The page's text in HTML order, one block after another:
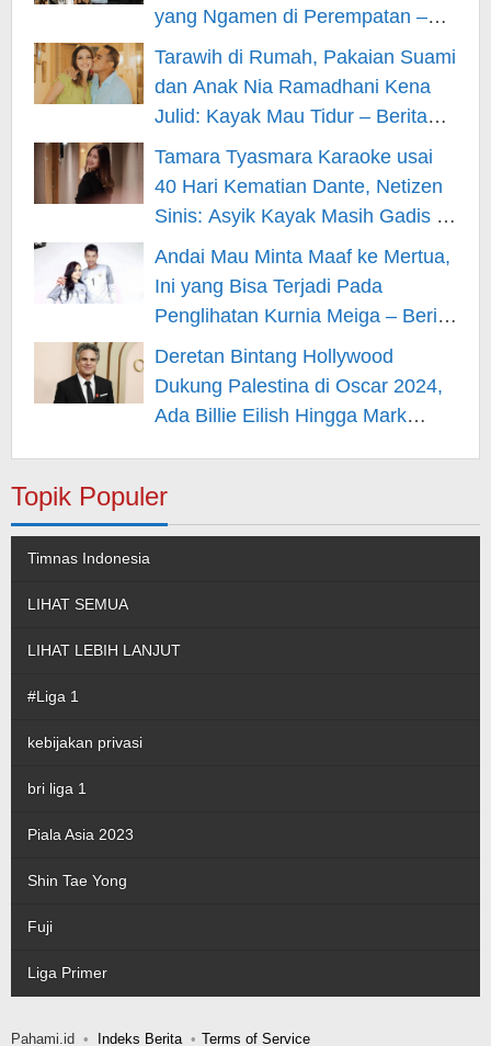
yang Ngamen di Perempatan –
Berita Hiburan
Tarawih di Rumah, Pakaian Suami
dan Anak Nia Ramadhani Kena
Julid: Kayak Mau Tidur – Berita
Hiburan
Tamara Tyasmara Karaoke usai
40 Hari Kematian Dante, Netizen
Sinis: Asyik Kayak Masih Gadis –
Berita Hiburan
Andai Mau Minta Maaf ke Mertua,
Ini yang Bisa Terjadi Pada
Penglihatan Kurnia Meiga – Berita
Hiburan
Deretan Bintang Hollywood
Dukung Palestina di Oscar 2024,
Ada Billie Eilish Hingga Mark
Topik Populer
Timnas Indonesia
LIHAT SEMUA
LIHAT LEBIH LANJUT
#Liga 1
kebijakan privasi
bri liga 1
Piala Asia 2023
Shin Tae Yong
Fuji
Liga Primer
Pahami.id Indeks Berita Terms of Service